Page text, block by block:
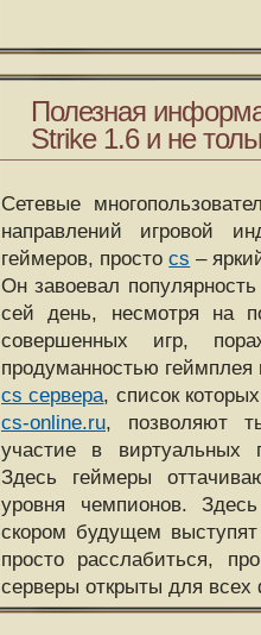
Полезная
Strike 1.6 и не
Сетевые
направлений игровой
геймеров, простоcs –
Он завоевал
сей день, несмотря на
совершенных игр,
продуманностью
cs сервера, список
cs-online.ru, позволяют
участие в виртуальных
Здесь геймеры
уровня чемпионов.
скором будущем
просто расслабиться,
серверы открыты для всех